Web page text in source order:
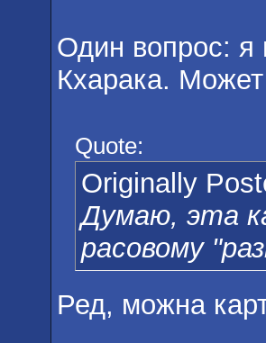
Один вопрос: я
Кхарака.
Quote:
Originally
Думаю, эта
расовому
Ред, можна